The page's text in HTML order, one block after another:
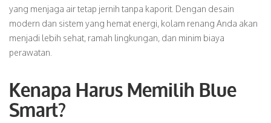
yang menjaga air tetap jernih tanpa kaporit. Dengan desain
modern dan sistem yang hemat energi, kolam renang Anda akan
menjadi lebih sehat, ramah lingkungan, dan minim biaya
perawatan.
Kenapa Harus Memilih Blue
Smart?